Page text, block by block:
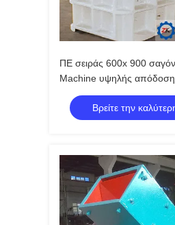
ΠΕ σειράς 600x 900
Machine υψηλής απόδοσης
συνθήκες εργασίας
Βρείτε την